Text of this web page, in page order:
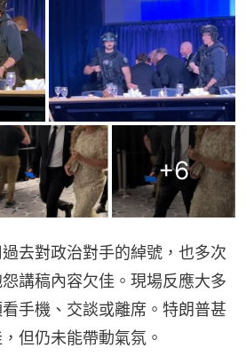
+6
去對政治對手的綽號，也多次
講稿內容欠佳。現場反應大多
手機、交談或離席。特朗普甚
但仍未能帶動氣氛。